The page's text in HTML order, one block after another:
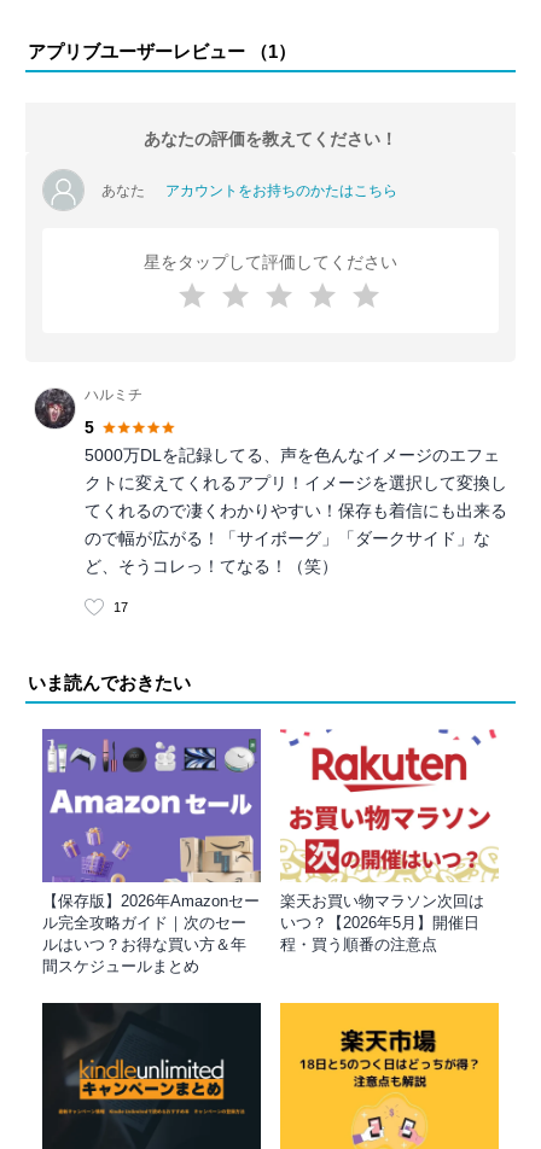
アプリブユーザーレビュー （1）
あなたの評価を教えてください！
あなた アカウントをお持ちのかたはこちら
星をタップして評価してください
ハルミチ
5
5000万DLを記録してる、声を色んなイメージのエフェ
クトに変えてくれるアプリ！イメージを選択して変換し
てくれるので凄くわかりやすい！保存も着信にも出来る
ので幅が広がる！「サイボーグ」「ダークサイド」な
ど、そうコレっ！てなる！（笑）
17
いま読んでおきたい
【保存版】2026年Amazonセー
ル完全攻略ガイド｜次のセー
ルはいつ？お得な買い方＆年
間スケジュールまとめ
楽天お買い物マラソン次回は
いつ？【2026年5月】開催日
程・買う順番の注意点